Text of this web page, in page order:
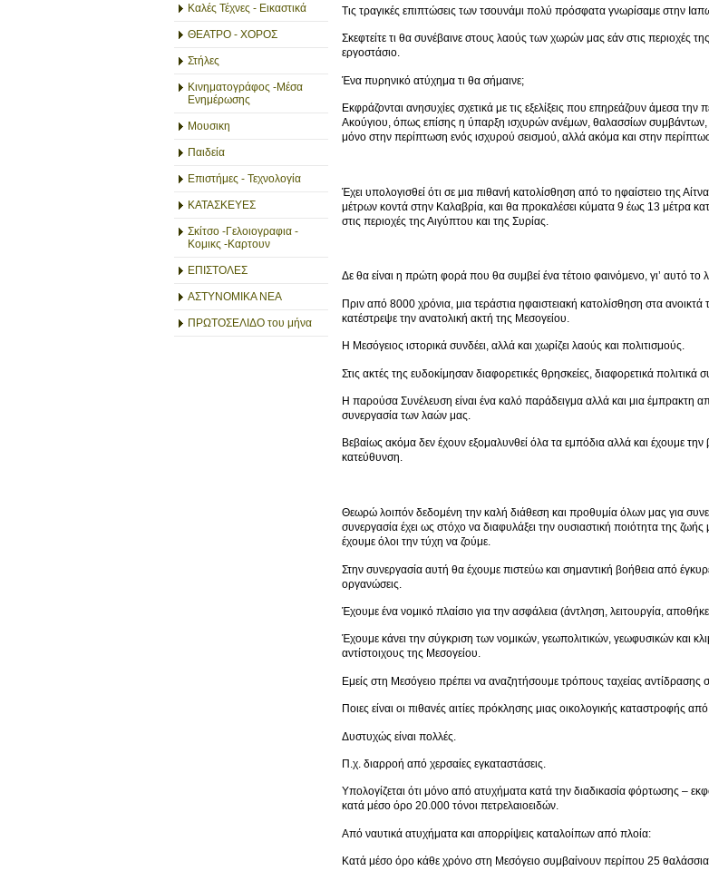
Καλές Τέχνες - Εικαστικά
ΘΕΑΤΡΟ - ΧΟΡΟΣ
Στήλες
Κινηματογράφος -Μέσα
Ενημέρωσης
Μουσικη
Παιδεία
Επιστήμες - Τεχνολογία
ΚΑΤΑΣΚΕΥΕΣ
Σκίτσο -Γελοιογραφια -
Κομικς -Καρτουν
ΕΠΙΣΤΟΛΕΣ
ΑΣΤΥΝΟΜΙΚΑ ΝΕΑ
ΠΡΩΤΟΣΕΛΙΔΟ του μήνα
Τις τραγικές επιπτώσεις των τσουνάμι πολύ πρόσφατα γνωρίσαμε στην
Σκεφτείτε τι θα συνέβαινε στους λαούς των χωρών μας εάν στις περιοχές
εργοστάσιο.
Ένα πυρηνικό ατύχημα τι θα σήμαινε;
Εκφράζονται ανησυχίες σχετικά με τις εξελίξεις που επηρεάζουν άμεσα
Ακούγιου, όπως επίσης η ύπαρξη ισχυρών ανέμων, θαλασσίων συμβάντων,
μόνο στην περίπτωση ενός ισχυρού σεισμού, αλλά ακόμα και στην
Έχει υπολογισθεί ότι σε μια πιθανή κατολίσθηση από το ηφαίστειο της
μέτρων κοντά στην Καλαβρία, και θα προκαλέσει κύματα 9 έως 13 μέτρα
στις περιοχές της Αιγύπτου και της Συρίας.
Δε θα είναι η πρώτη φορά που θα συμβεί ένα τέτοιο φαινόμενο, γι’ αυτό το
Πριν από 8000 χρόνια, μια τεράστια ηφαιστειακή κατολίσθηση στα
κατέστρεψε την ανατολική ακτή της Μεσογείου.
Η Μεσόγειος ιστορικά συνδέει, αλλά και χωρίζει λαούς και πολιτισμούς.
Στις ακτές της ευδοκίμησαν διαφορετικές θρησκείες, διαφορετικά πολιτικά
Η παρούσα Συνέλευση είναι ένα καλό παράδειγμα αλλά και μια έμπρακτη
συνεργασία των λαών μας.
Βεβαίως ακόμα δεν έχουν εξομαλυνθεί όλα τα εμπόδια αλλά και έχουμε
κατεύθυνση.
Θεωρώ λοιπόν δεδομένη την καλή διάθεση και προθυμία όλων μας για
συνεργασία έχει ως στόχο να διαφυλάξει την ουσιαστική ποιότητα της
έχουμε όλοι την τύχη να ζούμε.
Στην συνεργασία αυτή θα έχουμε πιστεύω και σημαντική βοήθεια από
οργανώσεις.
Έχουμε ένα νομικό πλαίσιο για την ασφάλεια (άντληση, λειτουργία,
Έχουμε κάνει την σύγκριση των νομικών, γεωπολιτικών, γεωφυσικών και
αντίστοιχους της Μεσογείου.
Εμείς στη Μεσόγειο πρέπει να αναζητήσουμε τρόπους ταχείας
Ποιες είναι οι πιθανές αιτίες πρόκλησης μιας οικολογικής καταστροφής
Δυστυχώς είναι πολλές.
Π.χ. διαρροή από χερσαίες εγκαταστάσεις.
Υπολογίζεται ότι μόνο από ατυχήματα κατά την διαδικασία φόρτωσης –
κατά μέσο όρο 20.000 τόνοι πετρελαιοειδών.
Από ναυτικά ατυχήματα και απορρίψεις καταλοίπων από πλοία:
Κατά μέσο όρο κάθε χρόνο στη Μεσόγειο συμβαίνουν περίπου 25